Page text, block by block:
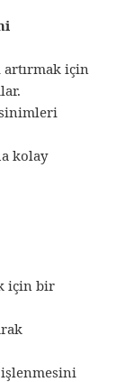
artırmak için
kolay
için bir